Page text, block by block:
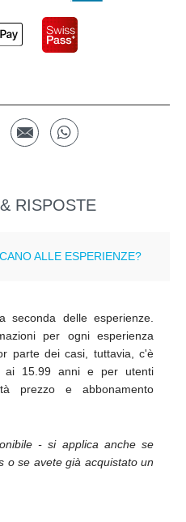
RISPOSTE
seconda delle esperienze.
per ogni esperienza
parte dei casi, tuttavia, c'è
ai 15.99 anni e per utenti
prezzo e abbonamento
- si applica anche se
o se avete già acquistato un